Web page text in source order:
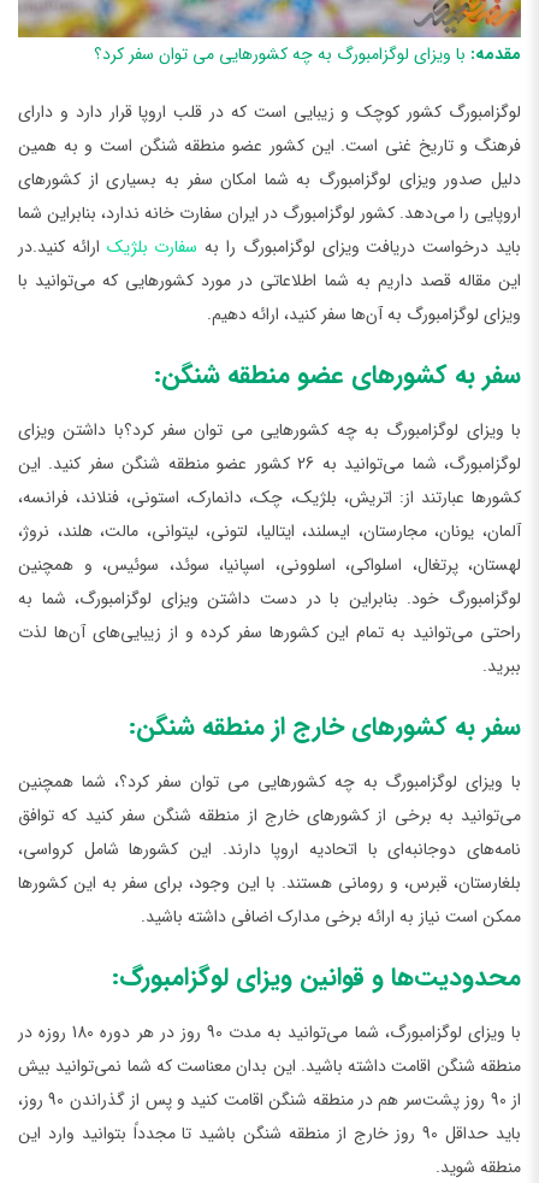
مقدمه: با ویزای لوگزامبورگ به چه کشورهایی می توان سفر کرد؟
لوگزامبورگ کشور کوچک و زیبایی است که در قلب اروپا قرار دارد و دارای
فرهنگ و تاریخ غنی است. این کشور عضو منطقه شنگن است و به همین
دلیل صدور ویزای لوگزامبورگ به شما امکان سفر به بسیاری از کشورهای
اروپایی را می‌دهد. کشور لوگزامبورگ در ایران سفارت خانه ندارد، بنابراین شما
باید درخواست دریافت ویزای لوگزامبورگ را به سفارت بلژیک ارائه کنید.در
این مقاله قصد داریم به شما اطلاعاتی در مورد کشورهایی که می‌توانید با
ویزای لوگزامبورگ به آن‌ها سفر کنید، ارائه دهیم.
سفر به کشورهای عضو منطقه شنگن:
با ویزای لوگزامبورگ به چه کشورهایی می توان سفر کرد؟با داشتن ویزای
لوگزامبورگ، شما می‌توانید به 26 کشور عضو منطقه شنگن سفر کنید. این
کشورها عبارتند از: اتریش، بلژیک، چک، دانمارک، استونی، فنلاند، فرانسه،
آلمان، یونان، مجارستان، ایسلند، ایتالیا، لتونی، لیتوانی، مالت، هلند، نروژ،
لهستان، پرتغال، اسلواکی، اسلوونی، اسپانیا، سوئد، سوئیس، و همچنین
لوگزامبورگ خود. بنابراین با در دست داشتن ویزای لوگزامبورگ، شما به
راحتی می‌توانید به تمام این کشورها سفر کرده و از زیبایی‌های آن‌ها لذت
ببرید.
سفر به کشورهای خارج از منطقه شنگن:
با ویزای لوگزامبورگ به چه کشورهایی می توان سفر کرد؟، شما همچنین
می‌توانید به برخی از کشورهای خارج از منطقه شنگن سفر کنید که توافق
نامه‌های دوجانبه‌ای با اتحادیه اروپا دارند. این کشورها شامل کرواسی،
بلغارستان، قبرس، و رومانی هستند. با این وجود، برای سفر به این کشورها
ممکن است نیاز به ارائه برخی مدارک اضافی داشته باشید.
محدودیت‌ها و قوانین ویزای لوگزامبورگ:
با ویزای لوگزامبورگ، شما می‌توانید به مدت 90 روز در هر دوره 180 روزه در
منطقه شنگن اقامت داشته باشید. این بدان معناست که شما نمی‌توانید بیش
از 90 روز پشت‌سر هم در منطقه شنگن اقامت کنید و پس از گذراندن 90 روز،
باید حداقل 90 روز خارج از منطقه شنگن باشید تا مجدداً بتوانید وارد این
منطقه شوید.